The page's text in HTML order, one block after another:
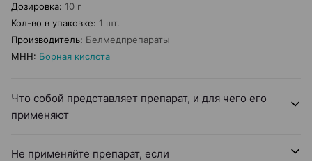
Дозировка: 10 г
Кол-во в упаковке: 1 шт.
Производитель: Белмедпрепараты
МНН: Борная кислота
Что собой представляет препарат, и для чего его
применяют
Не применяйте препарат, если